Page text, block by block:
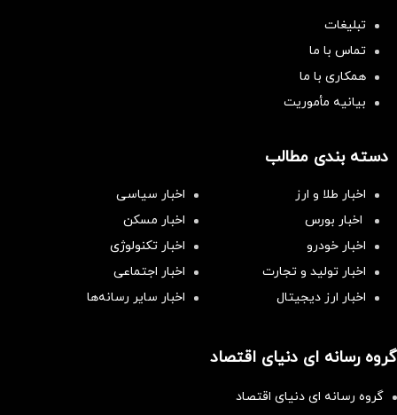
تبلیغات
تماس با ما
همکاری با ما
بیانیه مأموریت
دسته بندی مطالب
اخبار طلا و ارز
اخبار سیاسی
اخبار بورس
اخبار مسکن
اخبار خودرو
اخبار تکنولوژی
اخبار تولید و تجارت
اخبار اجتماعی
اخبار ارز دیجیتال
اخبار سایر رسانه‌‌ها
گروه رسانه ای دنیای اقتصاد
گروه رسانه ای دنیای اقتصاد